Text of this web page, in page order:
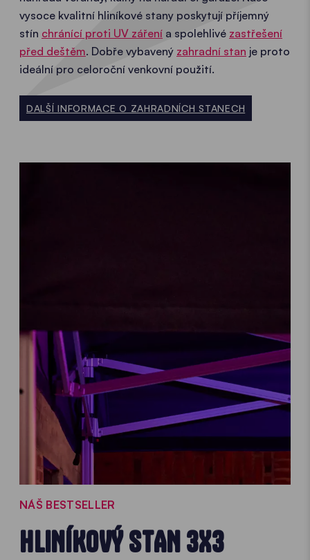
vysoce kvalitní hliníkové stany poskytují příjemný
stín chránící proti UV záření a spolehlivé zastřešení
před deštěm. Dobře vybavený zahradní stan je proto
ideální pro celoroční venkovní použití.
DALŠÍ INFORMACE O ZAHRADNÍCH STANECH
NÁŠ BESTSELLER
HLINÍKOVÝ STAN 3X3